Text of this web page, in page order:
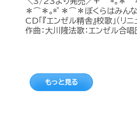
＊⌒＊｡*ﾟ＊⌒＊ぼくらはみんな
CD「『エンゼル精舎』校歌」（リニ
作曲：大川隆法歌：エンゼル合
もっと見る